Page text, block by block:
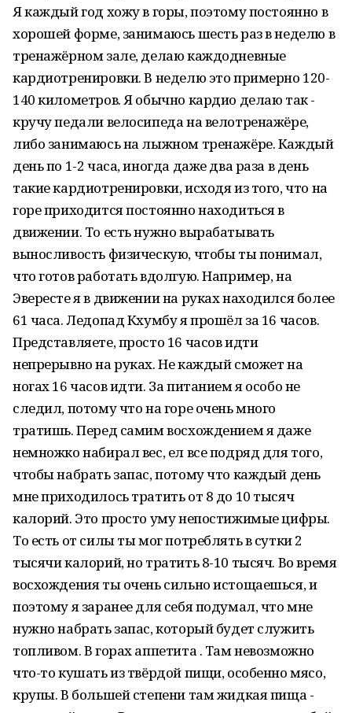
Я каждый год хожу в горы, поэтому постоянно в
хорошей форме, занимаюсь шесть раз в неделю в
тренажёрном зале, делаю каждодневные
кардиотренировки. В неделю это примерно 120-
140 километров. Я обычно кардио делаю так -
кручу педали велосипеда на велотренажёре,
либо занимаюсь на лыжном тренажёре. Каждый
день по 1-2 часа, иногда даже два раза в день
такие кардиотренировки, исходя из того, что на
горе приходится постоянно находиться в
движении. То есть нужно вырабатывать
выносливость физическую, чтобы ты понимал,
что готов работать вдолгую. Например, на
Эвересте я в движении на руках находился более
61 часа. Ледопад Кхумбу я прошёл за 16 часов.
Представляете, просто 16 часов идти
непрерывно на руках. Не каждый сможет на
ногах 16 часов идти. За питанием я особо не
следил, потому что на горе очень много
тратишь. Перед самим восхождением я даже
немножко набирал вес, ел все подряд для того,
чтобы набрать запас, потому что каждый день
мне приходилось тратить от 8 до 10 тысяч
калорий. Это просто уму непостижимые цифры.
То есть от силы ты мог потреблять в сутки 2
тысячи калорий, но тратить 8-10 тысяч. Во время
восхождения ты очень сильно истощаешься, и
поэтому я заранее для себя подумал, что мне
нужно набрать запас, который будет служить
топливом. В горах аппетита . Там невозможно
что-то кушать из твёрдой пищи, особенно мясо,
крупы. В большей степени там жидкая пища -